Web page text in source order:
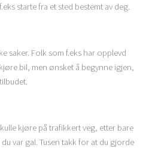
starte fra et sted bestemt av deg.
saker. Folk som f.eks har opplevd
bil, men ønsket å begynne igjen,
kjøre på trafikkert veg, etter bare
var gal. Tusen takk for at du gjorde